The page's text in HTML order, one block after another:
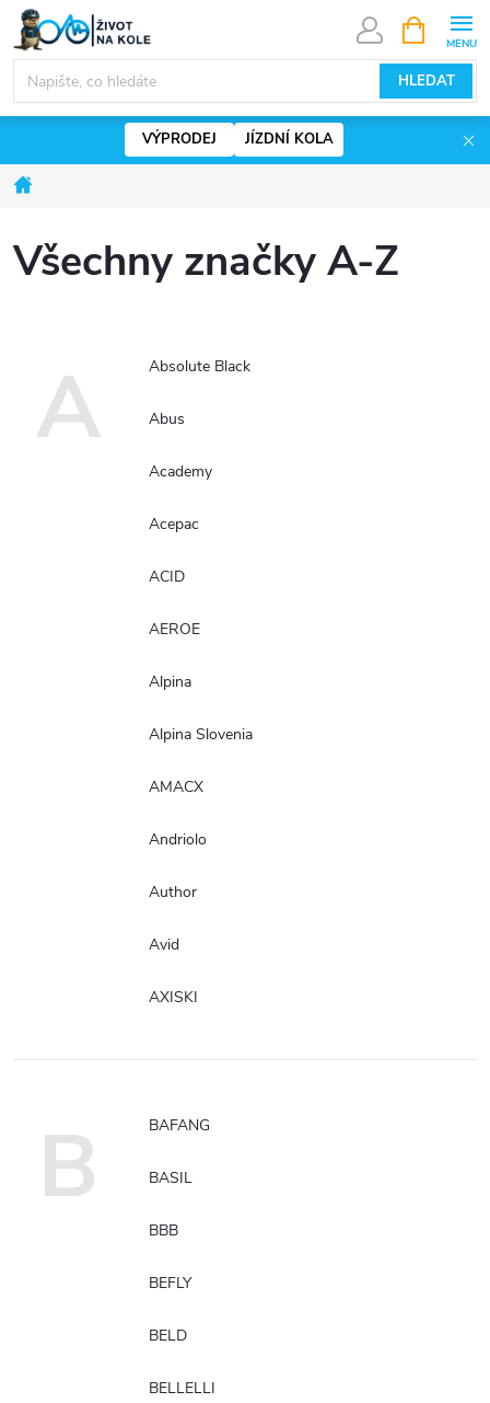
Přejít
obsah
HLEDAT
NÁKUPNÍ
KOŠÍK
VÝPRODEJ JÍZDNÍ KOLA
Všechny značky A-Z
A Absolute Black
Abus
Academy
Acepac
ACID
AEROE
Alpina
Alpina Slovenia
AMACX
Andriolo
Author
Avid
AXISKI
B BAFANG
BASIL
BBB
BEFLY
BELD
BELLELLI
www.zivotnakole.eu - Chat